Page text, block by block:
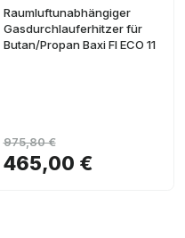
Raumluftunabhängiger
Gasdurchlauferhitzer für
Butan/Propan Baxi FI ECO 11
465,00 €
975,80 €